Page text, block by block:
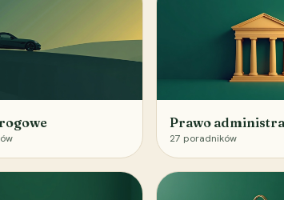
Prawo
27 poradników